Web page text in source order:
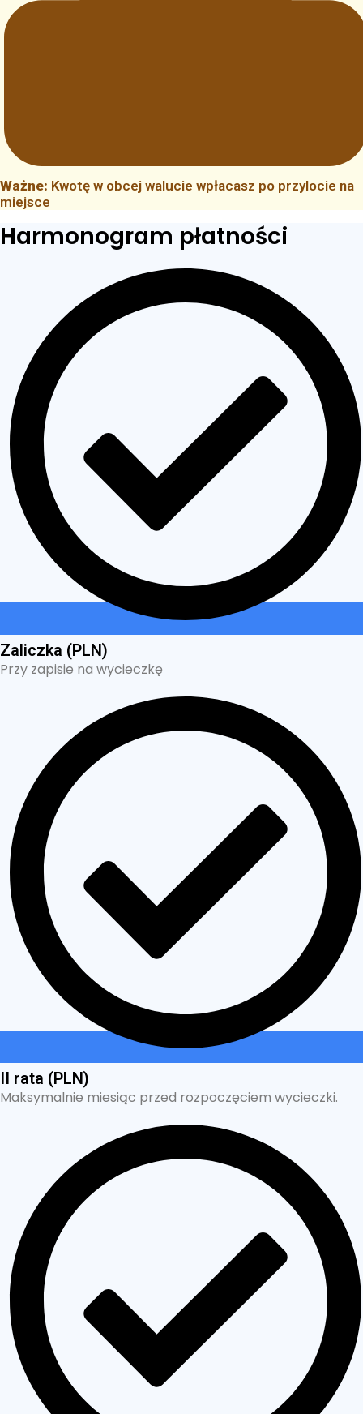
Ważne: Kwotę w obcej walucie wpłacasz po przylocie na
miejsce
Harmonogram płatności
Zaliczka (PLN)
Przy zapisie na wycieczkę
II rata (PLN)
Maksymalnie miesiąc przed rozpoczęciem wycieczki.